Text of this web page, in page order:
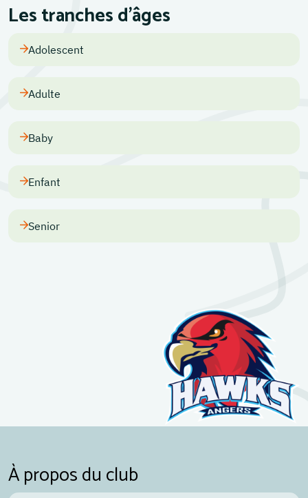
Les tranches d'âges
Adolescent
Adulte
Baby
Enfant
Senior
À propos du club